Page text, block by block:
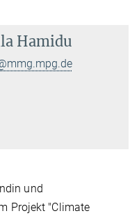
Hamidu
und
Projekt "Climate